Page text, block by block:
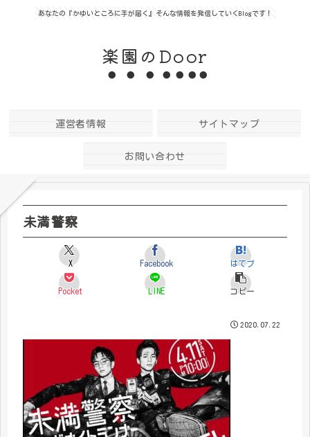
あなたの『かゆいところに手が届く』そんな情報を発信していくBlogです！
楽園のDoor
運営者情報 サイトマップ
お問い合わせ
未満警察
X Facebook はてブ
Pocket LINE コピー
2020.07.22